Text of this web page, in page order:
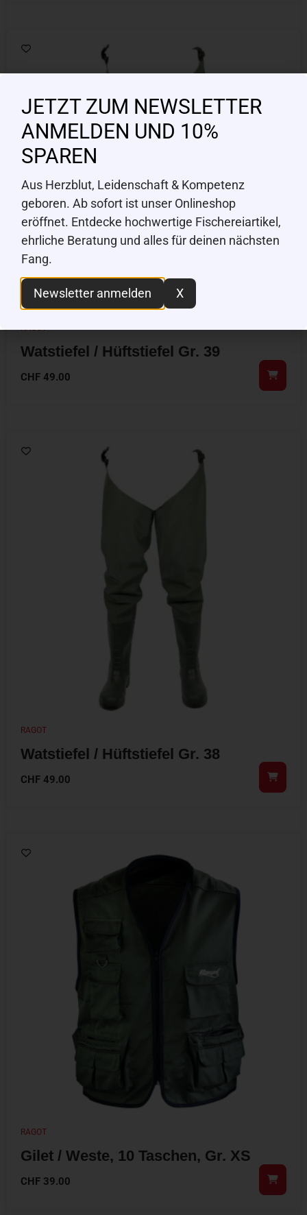
RAGOT
Watstiefel / Hüftstiefel Gr. 39
CHF 49.00
RAGOT
Watstiefel / Hüftstiefel Gr. 38
CHF 49.00
RAGOT
Gilet / Weste, 10 Taschen, Gr. XS
CHF 39.00
JETZT ZUM NEWSLETTER
ANMELDEN UND 10%
SPAREN
Aus Herzblut, Leidenschaft & Kompetenz
geboren. Ab sofort ist unser Onlineshop
eröffnet. Entdecke hochwertige Fischereiartikel,
ehrliche Beratung und alles für deinen nächsten
Fang.
Newsletter anmelden X